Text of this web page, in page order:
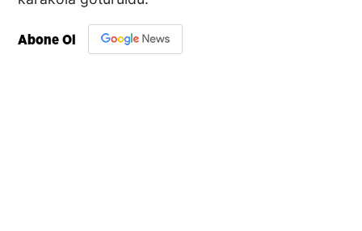
Abone Ol